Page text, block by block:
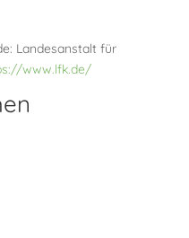
Landesanstalt für
www.lfk.de/